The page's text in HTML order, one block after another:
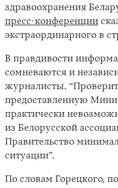
здравоохранения
пресс-конференции
экстраординарного в
В правдивости
сомневаются и
журналисты.
предоставленную
практически
из Белорусской
Правительство
ситуации”.
По словам Горецкого,